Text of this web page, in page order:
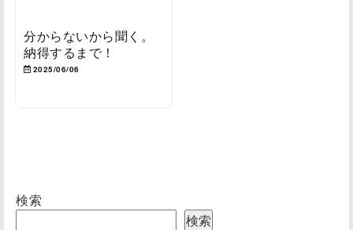
分からないから聞く。
納得するまで！
2025/06/06
検索
検索